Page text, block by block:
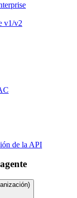
v1/v2
de la API